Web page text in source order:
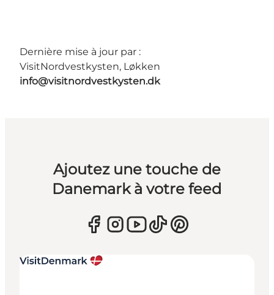
Dernière mise à jour par :
VisitNordvestkysten, Løkken
info@visitnordvestkysten.dk
Ajoutez une touche de
Danemark à votre feed